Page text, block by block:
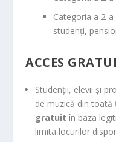
Categoria a 2-
studenți,
ACCES
Studenții, elevii și
de muzică din toată
gratuit în baza
limita locurilor